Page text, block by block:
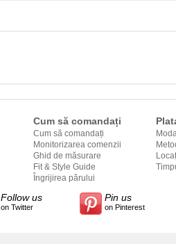
Cum să comandați
Cum să comandați
Monitorizarea comenzii
Ghid de măsurare
Fit & Style Guide
Îngrijirea părului
către
Follow us
on Twitter
Pin us
on Pinterest